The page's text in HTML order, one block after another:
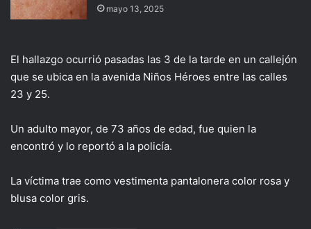
mayo 13, 2025
El hallazgo ocurrió pasadas las 3 de la tarde en un callejón
que se ubica en la avenida Niños Héroes entre las calles
23 y 25.
Un adulto mayor, de 73 años de edad, fue quien la
encontró y lo reportó a la policía.
La víctima trae como vestimenta pantalonera color rosa y
blusa color gris.